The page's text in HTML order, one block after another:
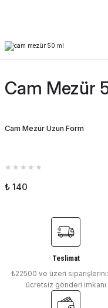
Cam Mezür
Cam Mezür Uzun Form
₺ 140
Teslimat
₺22500 ve üzeri
ücretsiz gönderi imkanı